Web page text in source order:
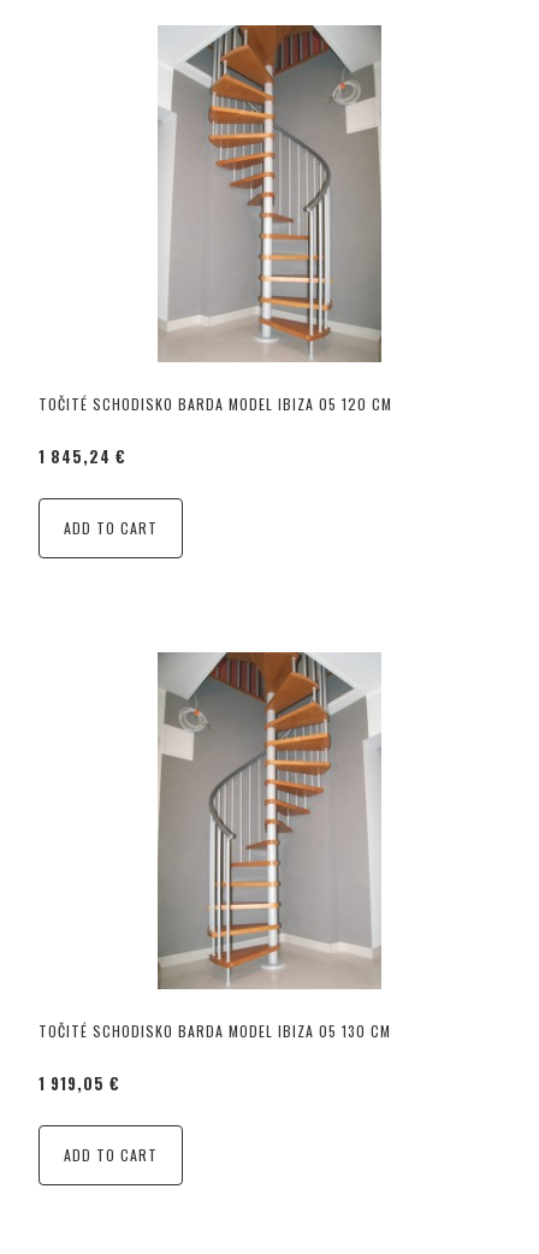
TOČITÉ SCHODISKO BARDA MODEL IBIZA 05 120 CM
1 845,24 €
ADD TO CART
TOČITÉ SCHODISKO BARDA MODEL IBIZA 05 130 CM
1 919,05 €
ADD TO CART